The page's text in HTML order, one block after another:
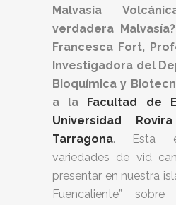
Malvasía
verdadera Malvasía?
Francesca Fort,
Investigadora del
Bioquímica y
a la
Facultad de
Universidad
Tarragona. Esta
variedades de vid
presentar en nuestra
Fuencaliente”